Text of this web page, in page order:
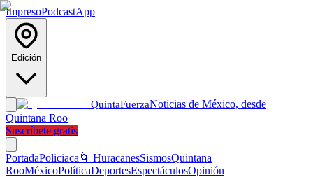
ImpresoPodcastApp
Edición
QuintaFuerzaNoticias de México, desde
Quintana Roo
Suscríbete gratis
PortadaPoliciaca 🌀 HuracanesSismosQuintana
RooMéxicoPolíticaDeportesEspectáculosOpinión